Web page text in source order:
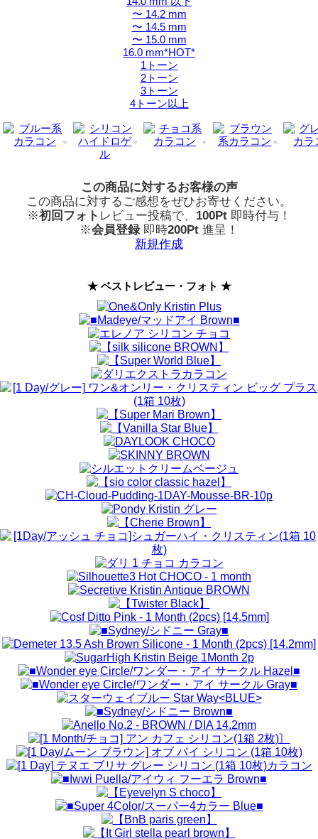
〜 14.2 mm
〜 14.5 mm
〜 15.0 mm
16.0 mm*HOT*
1トーン
2トーン
3トーン
4トーン以上
この商品に対するお客様の声
この商品に対するご感想をぜひお寄せください。
※初回フォト レビュー投稿で、 100Pt 即時付与！
※会員登録即時200Pt 進呈！
新規作成
★ ベストレビュー・フォト ★